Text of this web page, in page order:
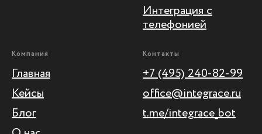
Интеграция с
телефонией
Компания
Главная
Кейсы
Блог
Контакты
+7 (495) 240-82-99
office@integrace.ru
t.me/integrace_bot